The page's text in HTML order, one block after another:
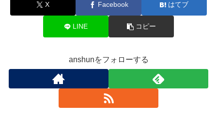
X Facebook はてブ
LINE コピー
anshunをフォローする